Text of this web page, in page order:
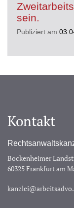
sein.
Publiziert am
Kontakt
Bockenheimer
60325 Frankfurt am